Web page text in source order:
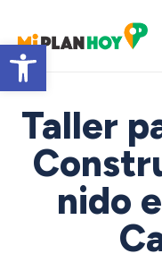
Abrir barra de herramientas
Taller
nido